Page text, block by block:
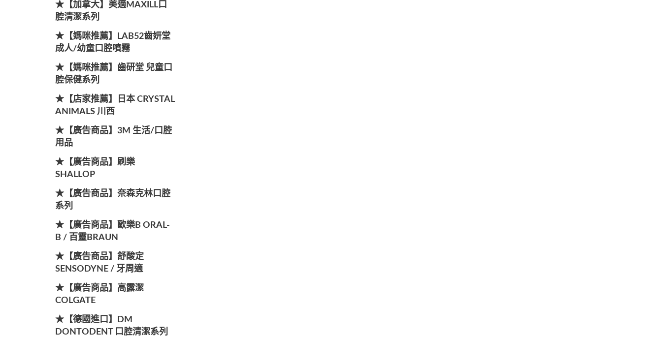
★【加拿大】美適MAXILL口
腔清潔系列
★【媽咪推薦】LAB52齒妍堂
成人/幼童口腔噴霧
★【媽咪推薦】齒研堂 兒童口
腔保健系列
★【店家推薦】日本 CRYSTAL
ANIMALS 川西
★【廣告商品】3M 生活/口腔
用品
★【廣告商品】刷樂
SHALLOP
★【廣告商品】奈森克林口腔
系列
★【廣告商品】歐樂B ORAL-
B / 百靈BRAUN
★【廣告商品】舒酸定
SENSODYNE / 牙周適
★【廣告商品】高露潔
COLGATE
★【德國進口】DM
DONTODENT 口腔清潔系列